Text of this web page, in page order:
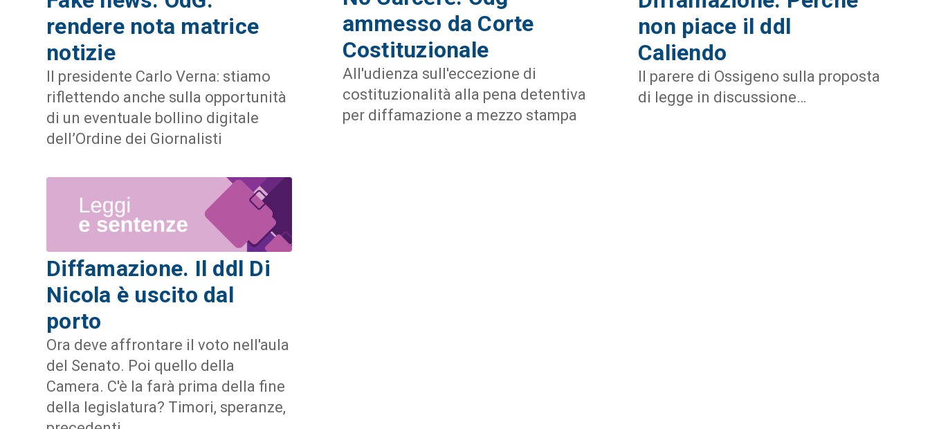
rendere nota matrice
notizie
Il presidente Carlo Verna: stiamo
riflettendo anche sulla opportunità
di un eventuale bollino digitale
dell’Ordine dei Giornalisti
ammesso da Corte
Costituzionale
All'udienza sull'eccezione di
costituzionalità alla pena detentiva
per diffamazione a mezzo stampa
non piace il ddl
Caliendo
Il parere di Ossigeno sulla proposta
di legge in discussione…
Diffamazione. Il ddl Di
Nicola è uscito dal
porto
Ora deve affrontare il voto nell'aula
del Senato. Poi quello della
Camera. C'è la farà prima della fine
della legislatura? Timori, speranze,